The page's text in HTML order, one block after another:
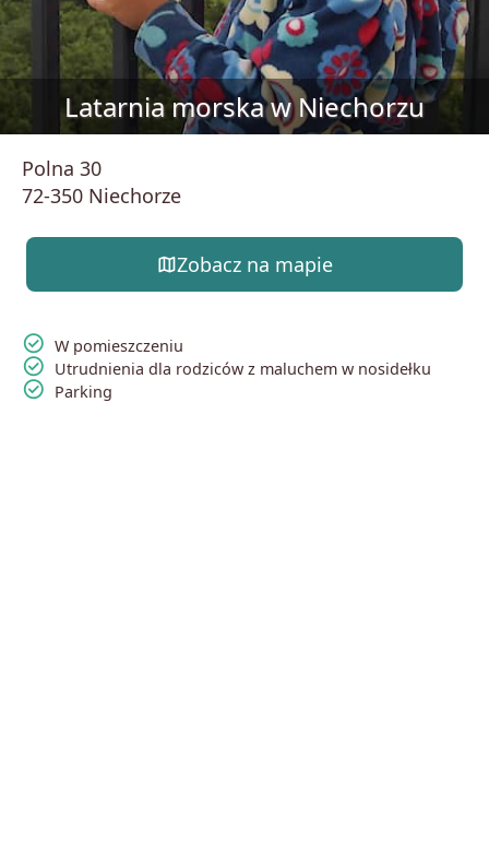
Latarnia morska w Niechorzu
Polna 30
72-350 Niechorze
mapZobacz na mapie
check_circle W pomieszczeniu
check_circle Utrudnienia dla rodziców z maluchem w nosidełku
check_circle Parking